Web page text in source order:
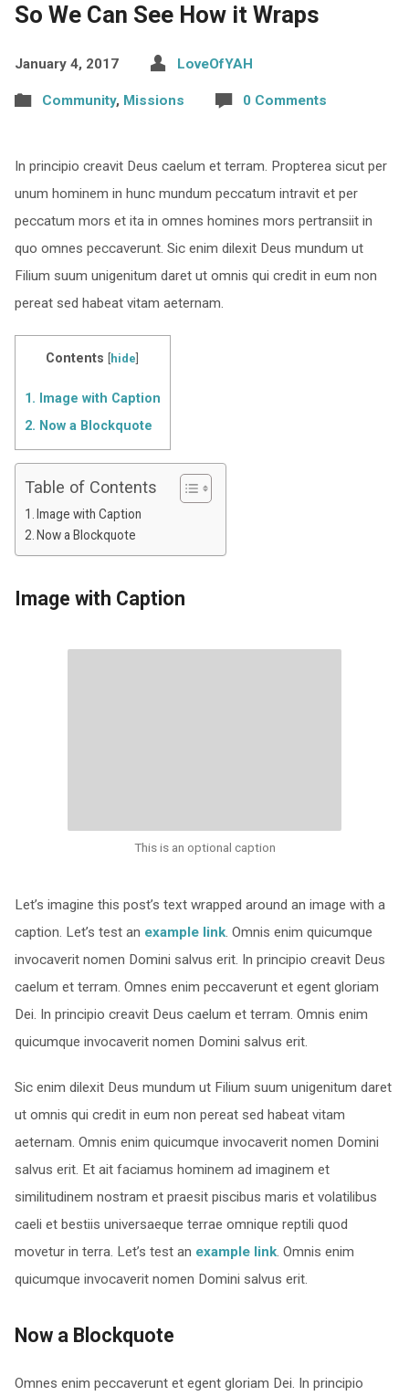
So We Can See How it Wraps
January 4, 2017 LoveOfYAH
Community, Missions 0 Comments
In principio creavit Deus caelum et terram. Propterea sicut per
unum hominem in hunc mundum peccatum intravit et per
peccatum mors et ita in omnes homines mors pertransiit in
quo omnes peccaverunt. Sic enim dilexit Deus mundum ut
Filium suum unigenitum daret ut omnis qui credit in eum non
pereat sed habeat vitam aeternam.
Contents hide
1. Image with Caption
2. Now a Blockquote
Table of Contents
Image with Caption
Now a Blockquote
Image with Caption
This is an optional caption
Let’s imagine this post’s text wrapped around an image with a
caption. Let’s test an example link. Omnis enim quicumque
invocaverit nomen Domini salvus erit. In principio creavit Deus
caelum et terram. Omnes enim peccaverunt et egent gloriam
Dei. In principio creavit Deus caelum et terram. Omnis enim
quicumque invocaverit nomen Domini salvus erit.
Sic enim dilexit Deus mundum ut Filium suum unigenitum daret
ut omnis qui credit in eum non pereat sed habeat vitam
aeternam. Omnis enim quicumque invocaverit nomen Domini
salvus erit. Et ait faciamus hominem ad imaginem et
similitudinem nostram et praesit piscibus maris et volatilibus
caeli et bestiis universaeque terrae omnique reptili quod
movetur in terra. Let’s test an example link. Omnis enim
quicumque invocaverit nomen Domini salvus erit.
Now a Blockquote
Omnes enim peccaverunt et egent gloriam Dei. In principio